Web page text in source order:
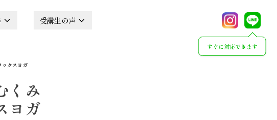
受講生の声
すぐに対応できます
ックスヨガ
くみ
ヨガ